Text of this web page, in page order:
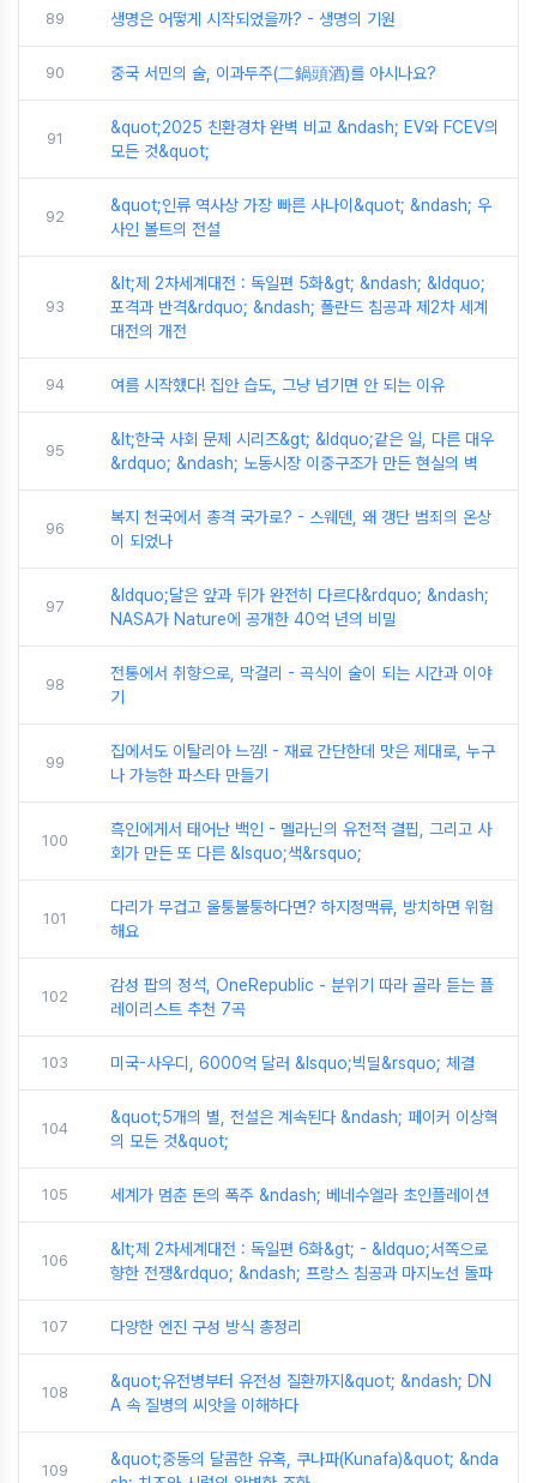
89 생명은 어떻게 시작되었을까? - 생명의 기원
90 중국 서민의 술, 이과두주(二鍋頭酒)를 아시나요?
91
&quot;2025 친환경차 완벽 비교 &ndash; EV와 FCEV의
모든 것&quot;
92
&quot;인류 역사상 가장 빠른 사나이&quot; &ndash; 우
사인 볼트의 전설
93
&lt;제 2차세계대전 : 독일편 5화&gt; &ndash; &ldquo;
포격과 반격&rdquo; &ndash; 폴란드 침공과 제2차 세계
대전의 개전
94 여름 시작했다! 집안 습도, 그냥 넘기면 안 되는 이유
95
&lt;한국 사회 문제 시리즈&gt; &ldquo;같은 일, 다른 대우
&rdquo; &ndash; 노동시장 이중구조가 만든 현실의 벽
96
복지 천국에서 총격 국가로? - 스웨덴, 왜 갱단 범죄의 온상
이 되었나
97
&ldquo;달은 앞과 뒤가 완전히 다르다&rdquo; &ndash;
NASA가 Nature에 공개한 40억 년의 비밀
98
전통에서 취향으로, 막걸리 - 곡식이 술이 되는 시간과 이야
기
99
집에서도 이탈리아 느낌! - 재료 간단한데 맛은 제대로, 누구
나 가능한 파스타 만들기
100
흑인에게서 태어난 백인 - 멜라닌의 유전적 결핍, 그리고 사
회가 만든 또 다른 &lsquo;색&rsquo;
101
다리가 무겁고 울퉁불퉁하다면? 하지정맥류, 방치하면 위험
해요
102
감성 팝의 정석, OneRepublic - 분위기 따라 골라 듣는 플
레이리스트 추천 7곡
103 미국-사우디, 6000억 달러 &lsquo;빅딜&rsquo; 체결
104
&quot;5개의 별, 전설은 계속된다 &ndash; 페이커 이상혁
의 모든 것&quot;
105 세계가 멈춘 돈의 폭주 &ndash; 베네수엘라 초인플레이션
106
&lt;제 2차세계대전 : 독일편 6화&gt; - &ldquo;서쪽으로
향한 전쟁&rdquo; &ndash; 프랑스 침공과 마지노선 돌파
107 다양한 엔진 구성 방식 총정리
108
&quot;유전병부터 유전성 질환까지&quot; &ndash; DN
A 속 질병의 씨앗을 이해하다
109
&quot;중동의 달콤한 유혹, 쿠나파(Kunafa)&quot; &nda